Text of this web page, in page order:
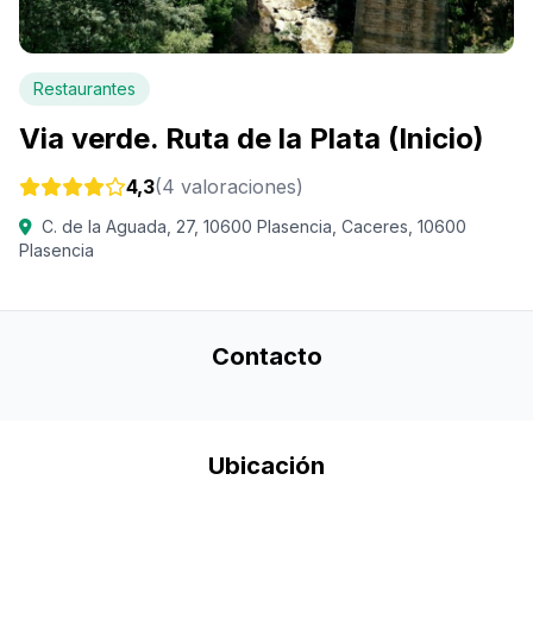
Restaurantes
Via verde. Ruta de la Plata (Inicio)
4,3(4 valoraciones)
C. de la Aguada, 27, 10600 Plasencia, Caceres, 10600
Plasencia
Contacto
Ubicación